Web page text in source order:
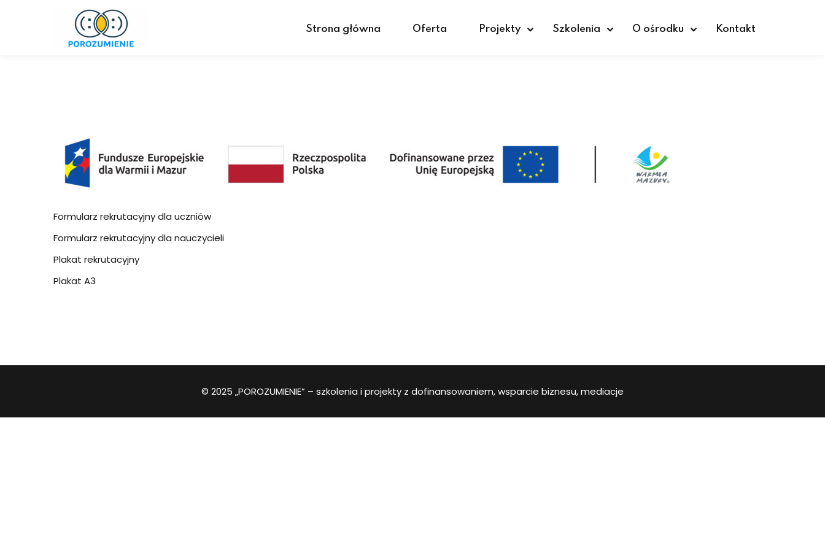
Strona główna Oferta Projekty Szkolenia O ośrodku Kontakt
Formularz rekrutacyjny dla uczniów
Formularz rekrutacyjny dla nauczycieli
Plakat rekrutacyjny
Plakat A3
© 2025 „POROZUMIENIE” – szkolenia i projekty z dofinansowaniem, wsparcie biznesu, mediacje